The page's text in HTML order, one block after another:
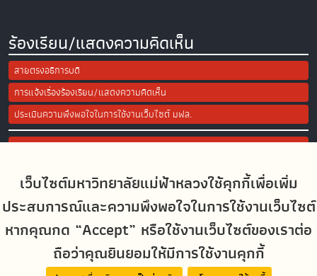
เว็บไซต์มหาวิทยาลัยแม่ฟ้าหลวงใช้คุกกี้เพื่อเพิ่ม
ประสบการณ์และความพึงพอใจในการใช้งานเว็บไซต์
หากคุณกด “Accept” หรือใช้งานเว็บไซต์ของเราต่อ
ถือว่าคุณยินยอมให้มีการใช้งานคุกกี้
ร้องเรียน/แสดงความคิดเห็น
สายตรงอธิการบดี
การแจ้งเรื่องร้องเรียน/แสดงความคิดเห็น
ประเมินความพึงพอใจในการใช้งานเว็บไซต์ มฟล.
Site Map
Social Media